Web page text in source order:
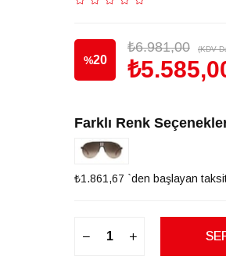
%20
₺6.981,00 (KDV
Farklı Renk
₺1.861,67 `den başlayan